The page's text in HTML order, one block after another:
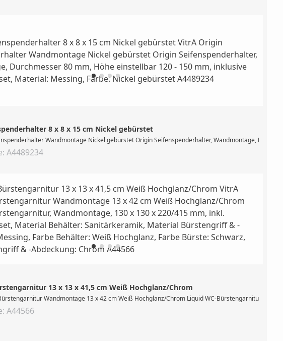
120 - 150 mm, inklusive Befestigungsset, Material: Messing, Farbe: Chrom
8 x 8 x 15 cm Nickel gebürstet
Wandmontage Nickel gebürstet Origin Seifenspenderhalter, Wandmontage,
A4489234
120 - 150 mm, inklusive Befestigungsset, Material: Messing, Farbe: Schwarz Matt
13 x 13 x 41,5 cm Weiß Hochglanz/Chrom
Wandmontage 13 x 42 cm Weiß Hochglanz/Chrom Liquid WC-Bürstengarnitur,
A44566